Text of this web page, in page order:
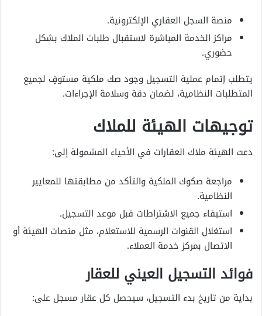
منصة السجل العقاري الإلكترونية.
مراكز الخدمة المباشرة لاستقبال طلبات الملاك بشكل
حضوري.
يتطلب إتمام عملية التسجيل وجود صك ملكية مستوفٍ لجميع
المتطلبات النظامية، لضمان دقة وسلامة الإجراءات.
توجيهات الهيئة للملاك
دعت الهيئة ملاك العقارات في الأحياء المشمولة إلى:
مراجعة صكوك الملكية والتأكد من مطابقتها للمعايير
النظامية.
استيفاء جميع الاشتراطات قبل موعد التسجيل.
استغلال القنوات الرسمية للاستعلام، مثل منصات الهيئة أو
الاتصال بمركز خدمة العملاء.
فوائد التسجيل العيني للعقار
بداية من تاريخ بدء التسجيل، سيحصل كل عقار مسجل على: